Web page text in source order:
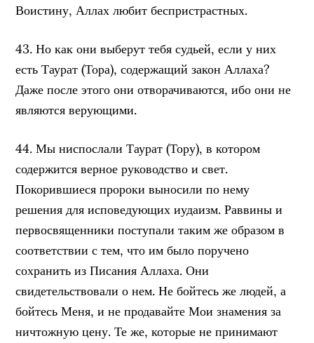
Воистину, Аллах любит беспристрастных.
43. Но как они выберут тебя судьей, если у них
есть Таурат (Тора), содержащий закон Аллаха?
Даже после этого они отворачиваются, ибо они не
являются верующими.
44. Мы ниспослали Таурат (Тору), в котором
содержится верное руководство и свет.
Покорившиеся пророки выносили по нему
решения для исповедующих иудаизм. Раввины и
первосвященники поступали таким же образом в
соответствии с тем, что им было поручено
сохранить из Писания Аллаха. Они
свидетельствовали о нем. Не бойтесь же людей, а
бойтесь Меня, и не продавайте Мои знамения за
ничтожную цену. Те же, которые не принимают